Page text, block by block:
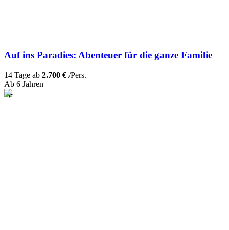
Auf ins Paradies: Abenteuer für die ganze Familie
14 Tage ab 2.700 € /Pers.
Ab 6 Jahren